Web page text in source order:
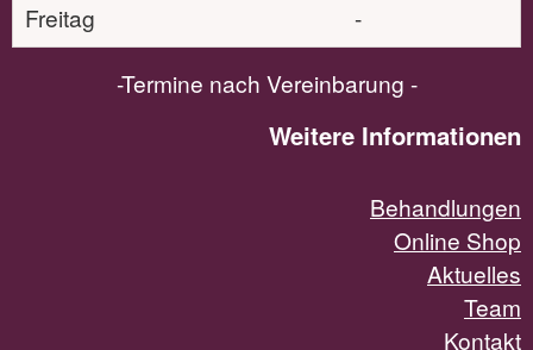
Freitag
-
-Termine nach Vereinbarung -
Weitere Informationen
Behandlungen
Online Shop
Aktuelles
Team
Kontakt